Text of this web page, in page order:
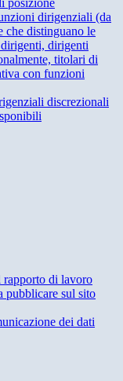
posizione
dirigenziali (da
che distinguano le
dirigenti
titolari di
con funzioni
discrezionali
rapporto di lavoro
pubblicare sul sito
dei dati